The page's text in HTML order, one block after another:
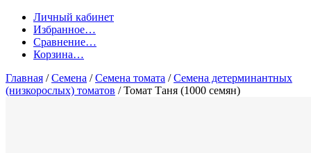
Личный кабинет
Избранное…
Сравнение…
Корзина…
Главная /Семена /Семена томата /Семена детерминантных
(низкорослых) томатов /Томат Таня (1000 семян)